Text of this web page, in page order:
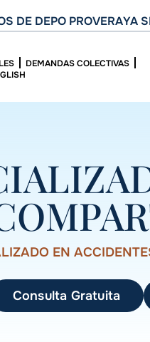
DE DEPO PROVERAYA
DEMANDAS COLECTIVAS
EN
Consulta Gratuita